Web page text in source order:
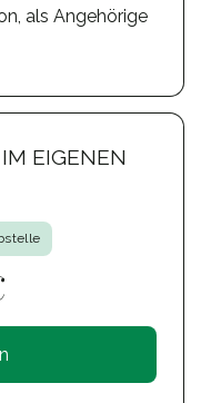
als Angehörige
EIGENEN